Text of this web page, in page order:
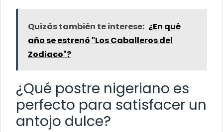
Quizás también te interese: ¿En qué
año se estrenó "Los Caballeros del
Zodiaco"?
¿Qué postre nigeriano es
perfecto para satisfacer un
antojo dulce?